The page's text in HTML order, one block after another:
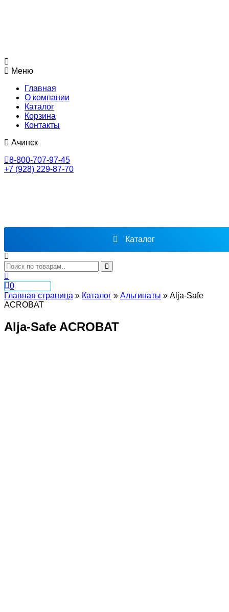
Меню
Главная
О компании
Каталог
Корзина
Контакты
Ачинск
8-800-707-97-45
+7 (928) 229-87-70
Каталог
0
Главная страница » Каталог » Альгинаты » Alja-Safe
ACROBAT
Alja-Safe ACROBAT